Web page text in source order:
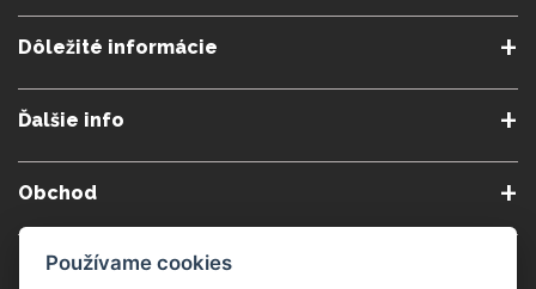
Dôležité informácie
Ochrana osobných údajov
Cookies nastavenia
Ďalšie info
Gemmoterapia
Obchod
Kamenné predajne
Používame cookies